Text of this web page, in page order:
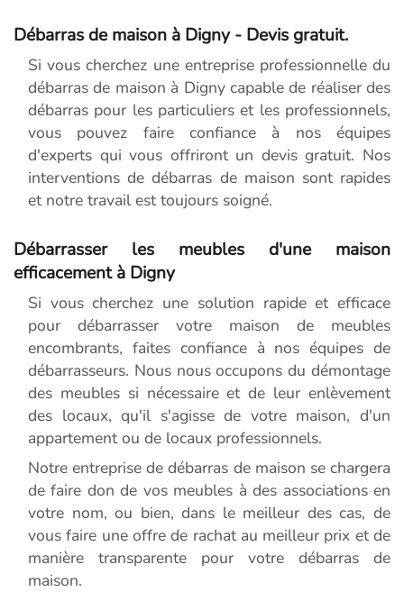
Débarras de maison à Digny - Devis gratuit.
Si vous cherchez une entreprise professionnelle du
débarras de maison à Digny capable de réaliser des
débarras pour les particuliers et les professionnels,
vous pouvez faire confiance à nos équipes
d'experts qui vous offriront un devis gratuit. Nos
interventions de débarras de maison sont rapides
et notre travail est toujours soigné.
Débarrasser les meubles d'une maison
efficacement à Digny
Si vous cherchez une solution rapide et efficace
pour débarrasser votre maison de meubles
encombrants, faites confiance à nos équipes de
débarrasseurs. Nous nous occupons du démontage
des meubles si nécessaire et de leur enlèvement
des locaux, qu'il s'agisse de votre maison, d'un
appartement ou de locaux professionnels.
Notre entreprise de débarras de maison se chargera
de faire don de vos meubles à des associations en
votre nom, ou bien, dans le meilleur des cas, de
vous faire une offre de rachat au meilleur prix et de
manière transparente pour votre débarras de
maison.